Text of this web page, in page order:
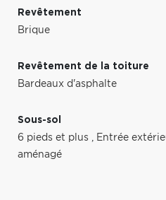
Revêtement
Brique
Revêtement de la toiture
Bardeaux d'asphalte
Sous-sol
6 pieds et plus , Entrée
aménagé